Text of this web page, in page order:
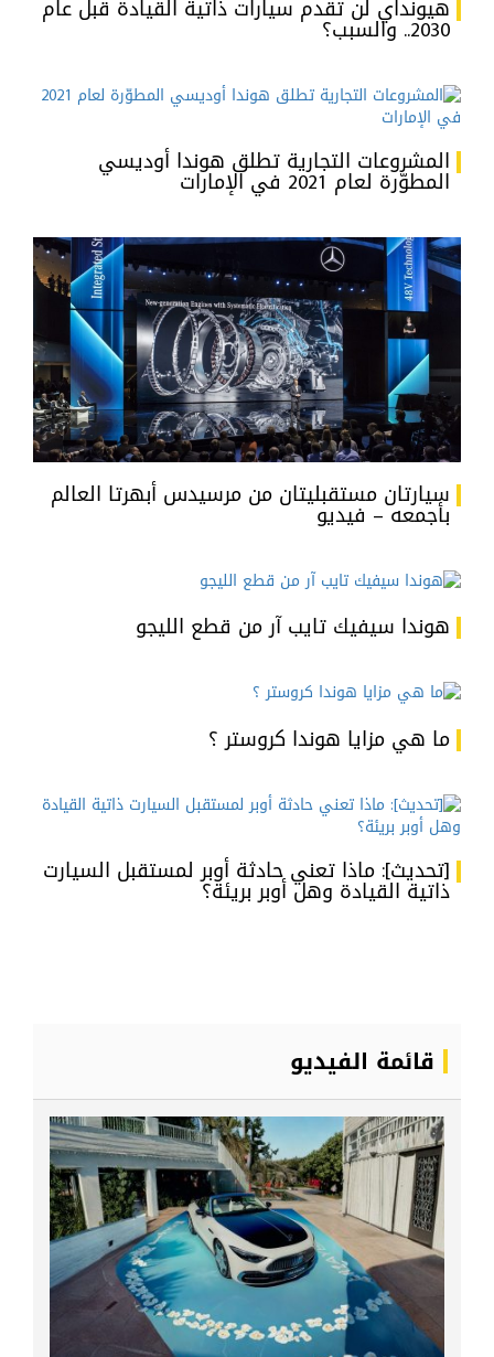
هيونداي لن تقدم سيارات ذاتية القيادة قبل عام
2030.. والسبب؟
المشروعات التجارية تطلق هوندا أوديسي
المطوّرة لعام 2021 في الإمارات
سيارتان مستقبليتان من مرسيدس أبهرتا العالم
بأجمعه – فيديو
هوندا سيفيك تايب آر من قطع الليجو
ما هي مزايا هوندا كروستر ؟
[تحديث]: ماذا تعني حادثة أوبر لمستقبل السيارت
ذاتية القيادة وهل أوبر بريئة؟
قائمة الفيديو